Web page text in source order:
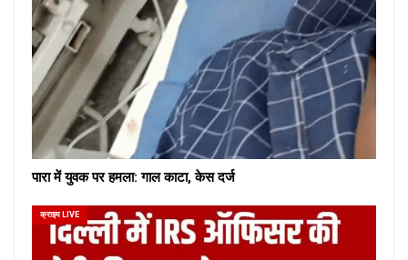
पारा में युवक पर हमला: गाल काटा, केस दर्ज
क्राइम LIVE